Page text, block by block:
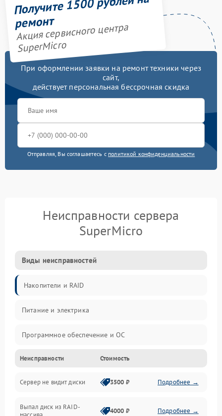
ремонт
Акция сервисного центра
SuperMicro
При оформлении заявки на ремонт техники через
сайт,
действует персональная бессрочная скидка
Отправляя, Вы соглашаетесь с политикой конфиденциальности
Неисправности сервера
SuperMicro
Виды неисправностей
Накопители и RAID
Питание и электрика
Программное обеспечение и ОС
Охлаждение и температура
Материнская плата и процессор
Сеть и коммуникации
Неисправности Стоимость
Сервер не видит диски 3500 ₽ Подробнее →
Выпал диск из RAID-
4000 ₽ Подробнее →